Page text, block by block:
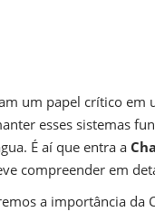
um papel crítico
esses sistemas
É aí que entra a
compreender em
a importância da